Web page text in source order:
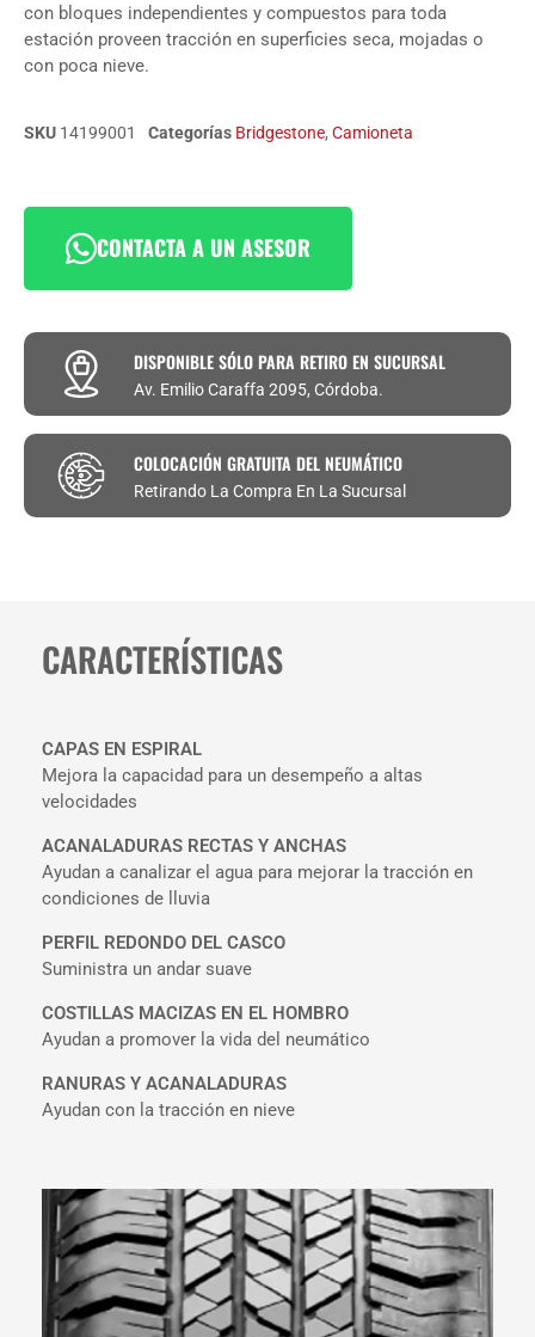
con bloques independientes y compuestos para toda
estación proveen tracción en superficies seca, mojadas o
con poca nieve.
SKU 14199001 Categorías Bridgestone, Camioneta
CONTACTA A UN ASESOR
DISPONIBLE SÓLO PARA RETIRO EN SUCURSAL
Av. Emilio Caraffa 2095, Córdoba.
COLOCACIÓN GRATUITA DEL NEUMÁTICO
Retirando La Compra En La Sucursal
CARACTERÍSTICAS
CAPAS EN ESPIRAL
Mejora la capacidad para un desempeño a altas
velocidades
ACANALADURAS RECTAS Y ANCHAS
Ayudan a canalizar el agua para mejorar la tracción en
condiciones de lluvia
PERFIL REDONDO DEL CASCO
Suministra un andar suave
COSTILLAS MACIZAS EN EL HOMBRO
Ayudan a promover la vida del neumático
RANURAS Y ACANALADURAS
Ayudan con la tracción en nieve